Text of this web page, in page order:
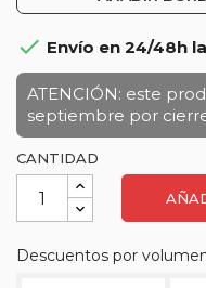
 Envío en 24/48h
ATENCIÓN: este
septiembre por
CANTIDAD
Descuentos por